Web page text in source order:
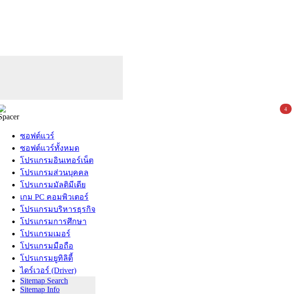
ซอฟต์แวร์
ซอฟต์แวร์ทั้งหมด
โปรแกรมอินเทอร์เน็ต
โปรแกรมส่วนบุคคล
โปรแกรมมัลติมีเดีย
เกม PC คอมพิวเตอร์
โปรแกรมบริหารธุรกิจ
โปรแกรมการศึกษา
โปรแกรมเมอร์
โปรแกรมมือถือ
โปรแกรมยูทิลิตี้
ไดร์เวอร์ (Driver)
Sitemap Search
Sitemap Info
4